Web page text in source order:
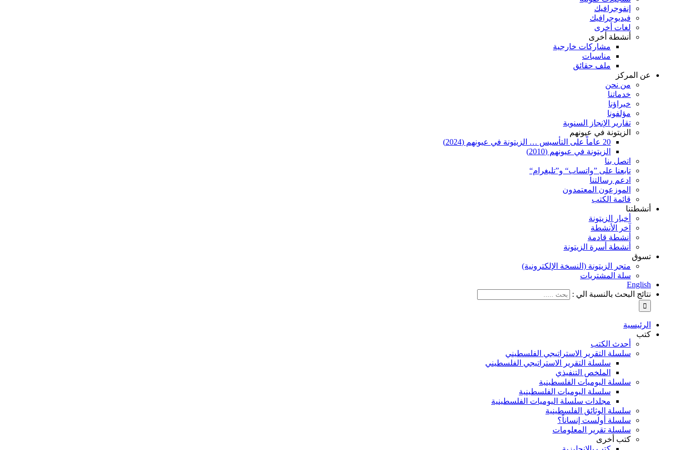
إنفوجرافيك
فيديوجرافيك
لغات أخرى
أنشطة أخرى
مشاركات خارجية
مناسبات
ملف حقائق
عن المركز
من نحن
خدماتنا
خبراؤنا
مؤلفونا
تقارير الإنجاز السنوية
الزيتونة في عيونهم
20 عاماً على التأسيس … الزيتونة في عيونهم (2024)
الزيتونة في عيونهم (2010)
اتصل بنا
تابعنا على ”واتساب“ و”تليغرام“
ادعم رسالتنا
الموزعون المعتمدون
قائمة الكتب
أنشطتنا
أخبار الزيتونة
آخر الأنشطة
أنشطة قادمة
أنشطة أسرة الزيتونة
تسوق
متجر الزيتونة (النسخة الإلكترونية)
سلة المشتريات
English
نتائج البحث بالنسبة الي :
الرئيسية
كتب
أحدث الكتب
سلسلة التقرير الاستراتيجي الفلسطيني
سلسلة التقرير الاستراتيجي الفلسطيني
الملخص التنفيذي
سلسلة اليوميات الفلسطينية
سلسلة اليوميات الفلسطينية
مجلدات سلسلة اليوميات الفلسطينية
سلسلة الوثائق الفلسطينية
سلسلة أولست إنساناً؟
سلسلة تقرير المعلومات
كتب أخرى